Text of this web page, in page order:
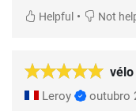
Helpful • Not
Leroy outubro